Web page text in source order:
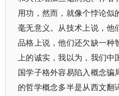
用功，然而，就像个悖论似
毫无意义。从技术上说，他
品格上说，他们还欠缺一种
上的诚实，我以为，我们中
国学子格外容易陷入概念骗
的哲学概念多半是从西文翻